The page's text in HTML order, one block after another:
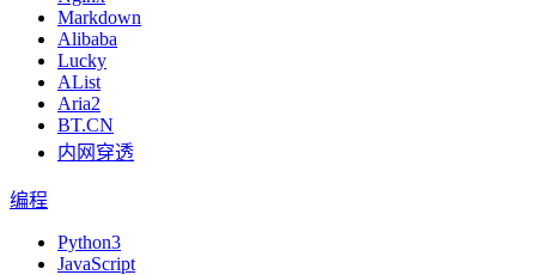
Markdown
Alibaba
Lucky
AList
Aria2
BT.CN
内网穿透
编程
Python3
JavaScript